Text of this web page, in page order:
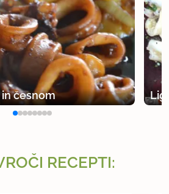
česnom
RECEPTI: